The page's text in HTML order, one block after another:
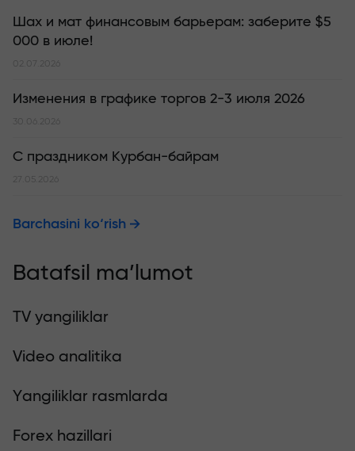
Шах и мат финансовым барьерам: заберите $5
000 в июле!
02.07.2026
Изменения в графике торгов 2-3 июля 2026
30.06.2026
С праздником Курбан-байрам
27.05.2026
Barchasini ko‘rish
Batafsil ma’lumot
TV yangiliklar
Video analitika
Yangiliklar rasmlarda
Forex hazillari